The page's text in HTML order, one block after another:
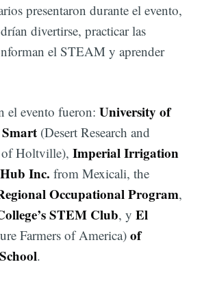
presentaron durante el evento,
divertirse, practicar las
el STEAM y aprender
el evento fueron: University of
(Desert Research and
of Holtville), Imperial Irrigation
Inc. from Mexicali, the
Occupational Program,
STEM Club, y El
Farmers of America) of
.